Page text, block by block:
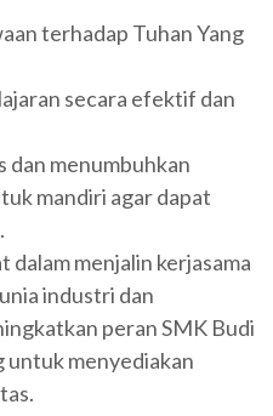
terhadap Tuhan Yang
secara efektif dan
menumbuhkan
mandiri agar dapat
menjalin kerjasama
industri dan
peran SMK Budi
untuk menyediakan